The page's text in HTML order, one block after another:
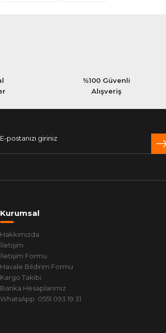
%100 Güvenli
Alışveriş
Kurumsal
Hakkımızda
İletişim
İletişim Formu
Havale Bildirim Formu
Kargo Takibi
Banka Hesaplarımız
WhatsApp: 0551 093 19 31